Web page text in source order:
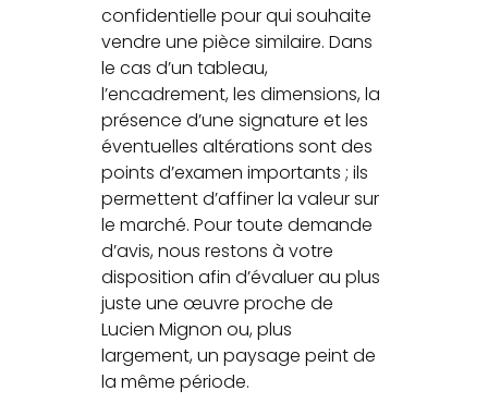
confidentielle pour qui souhaite
vendre une pièce similaire. Dans
le cas d’un tableau,
l’encadrement, les dimensions, la
présence d’une signature et les
éventuelles altérations sont des
points d’examen importants ; ils
permettent d’affiner la valeur sur
le marché. Pour toute demande
d’avis, nous restons à votre
disposition afin d’évaluer au plus
juste une œuvre proche de
Lucien Mignon ou, plus
largement, un paysage peint de
la même période.